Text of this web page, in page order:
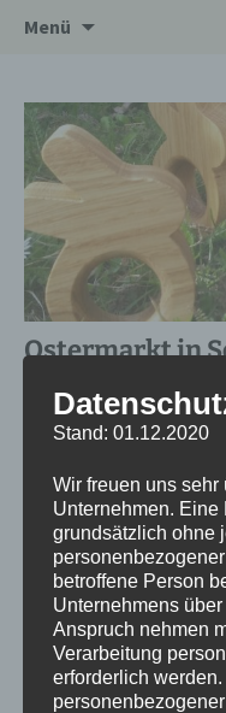
Drechslerei
Menü
Ostermarkt in
Datum/Zeit
26.03.2022 - 27.03.2022
10:00 - 18:00
Der
Wir sind wieder dabei!!
Barockschloss Schloss
Stand: 01.12.2020
Wir freuen uns sehr
Unternehmen. Eine
grundsätzlich ohne
betroffene Person
Unternehmens
Anspruch nehmen
Verarbeitung
erforderlich